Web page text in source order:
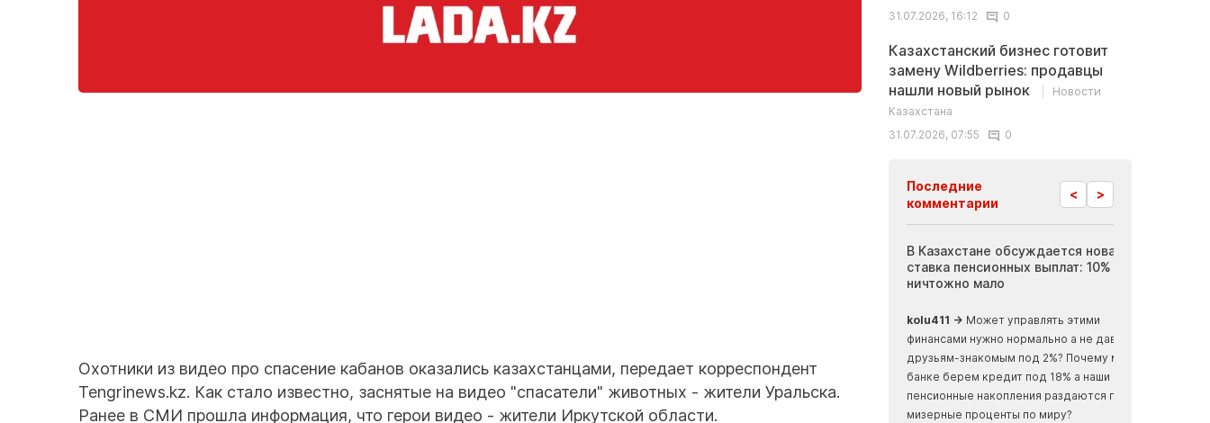
Охотники из видео про спасение кабанов оказались казахстанцами, передает корреспондент
Tengrinews.kz. Как стало известно, заснятые на видео "спасатели" животных - жители Уральска.
Ранее в СМИ прошла информация, что герои видео - жители Иркутской области.
31.07.2026, 16:12
0
Казахстанский бизнес готовит
замену Wildberries: продавцы
нашли новый рынок
Новости
Казахстана
31.07.2026, 07:55
0
Последние
комментарии
< >
В Казахстане обсуждается новая
ставка пенсионных выплат: 10% - это
ничтожно мало
kolu411 → Может управлять этими
финансами нужно нормально а не давать
друзьям-знакомым под 2%? Почему мы в
банке берем кредит под 18% а наши
пенсионные накопления раздаются под
мизерные проценты по миру?